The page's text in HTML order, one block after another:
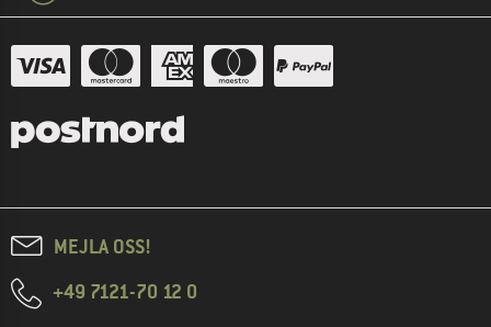
MEJLA OSS!
+49 7121-70 12 0